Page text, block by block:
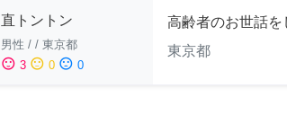
直トントン
男性 / / 東京都
sentiment_satisfied 3 sentiment_neutral 0 sentiment_dissatisfied 0
高齢者のお世話を
東京都